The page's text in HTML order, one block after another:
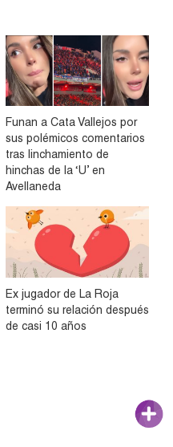
Funan a Cata Vallejos por
sus polémicos comentarios
tras linchamiento de
hinchas de la ‘U’ en
Avellaneda
Ex jugador de La Roja
terminó su relación después
de casi 10 años